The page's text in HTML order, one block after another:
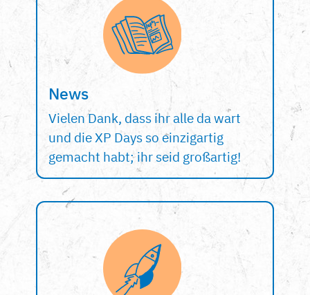
News
Vielen Dank, dass ihr alle da wart
und die XP Days so einzigartig
gemacht habt; ihr seid großartig!